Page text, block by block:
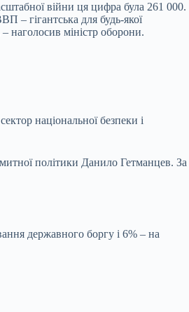
війни ця цифра була 261 000.
– гігантська для будь-якої
наголосив міністр оборони.
національної безпеки і
політики Данило Гетманцев. За
державного боргу і 6% – на